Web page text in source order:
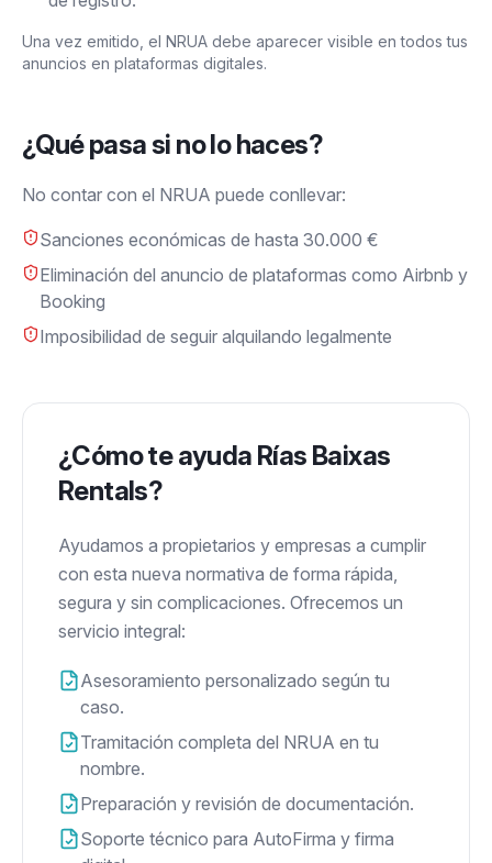
Una vez emitido, el NRUA debe aparecer visible en todos tus
anuncios en plataformas digitales.
¿Qué pasa si no lo haces?
No contar con el NRUA puede conllevar:
Sanciones económicas de hasta 30.000 €
Eliminación del anuncio de plataformas como Airbnb y
Booking
Imposibilidad de seguir alquilando legalmente
¿Cómo te ayuda Rías Baixas
Rentals?
Ayudamos a propietarios y empresas a cumplir
con esta nueva normativa de forma rápida,
segura y sin complicaciones. Ofrecemos un
servicio integral:
Asesoramiento personalizado según tu
caso.
Tramitación completa del NRUA en tu
nombre.
Preparación y revisión de documentación.
Soporte técnico para AutoFirma y firma